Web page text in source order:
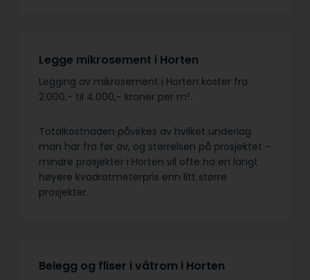
Legge mikrosement i Horten
Legging av mikrosement i Horten koster fra
2.000,- til 4.000,- kroner per m².
Totalkostnaden påvirkes av hvilket underlag
man har fra før av, og størrelsen på prosjektet –
mindre prosjekter i Horten vil ofte ha en langt
høyere kvadratmeterpris enn litt større
prosjekter.
Belegg og fliser i våtrom i Horten